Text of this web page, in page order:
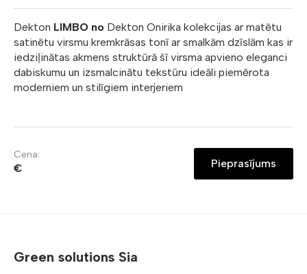
Dekton LIMBO no Dekton Onirika kolekcijas ar matētu
satinētu virsmu kremkrāsas tonī ar smalkām dzīslām kas ir
iedziļinātas akmens struktūrā šī virsma apvieno eleganci
dabiskumu un izsmalcinātu tekstūru ideāli piemērota
moderniem un stilīgiem interjeriem
Cena:
€ Pieprasījums
Green solutions Sia